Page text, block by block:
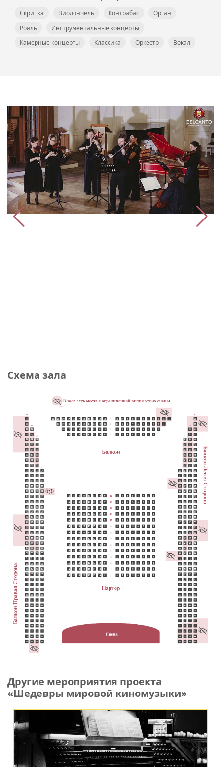
Скрипка Виолончель Контрабас
Орган
Рояль
Инструментальные концерты
Камерные концерты
Классика Оркестр Вокал
Схема зала
Другие мероприятия проекта
«Шедевры мировой киномузыки»